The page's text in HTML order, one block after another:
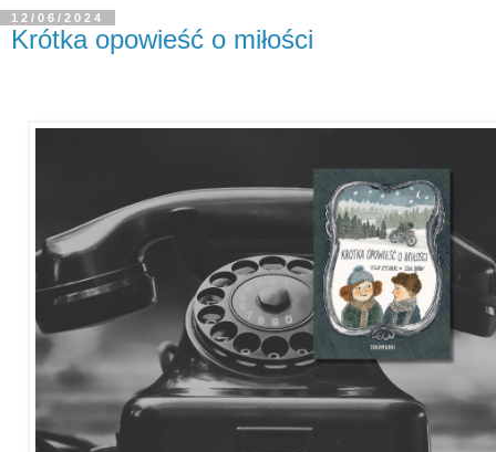
12/06/2024
Krótka opowieść o miłości